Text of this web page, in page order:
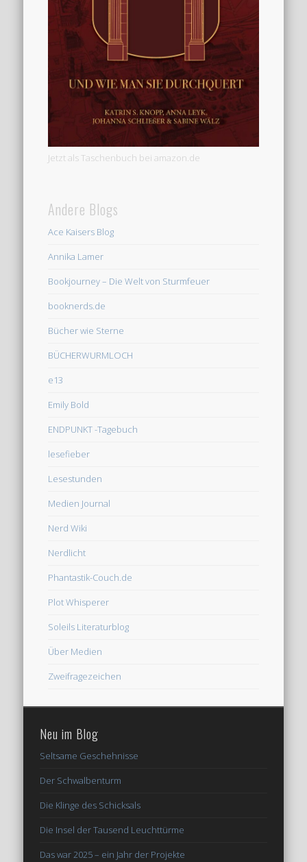
Jetzt als Taschenbuch bei amazon.de
Andere Blogs
Ace Kaisers Blog
Annika Lamer
Bookjourney – Die Welt von Sturmfeuer
booknerds.de
Bücher wie Sterne
BÜCHERWURMLOCH
e13
Emily Bold
ENDPUNKT -Tagebuch
lesefieber
Lesestunden
Medien Journal
Nerd Wiki
Nerdlicht
Phantastik-Couch.de
Plot Whisperer
Soleils Literaturblog
Über Medien
Zweifragezeichen
Neu im Blog
Seltsame Geschehnisse
Der Schwalbenturm
Die Klinge des Schicksals
Die Insel der Tausend Leuchttürme
Das war 2025 – ein Jahr der Projekte